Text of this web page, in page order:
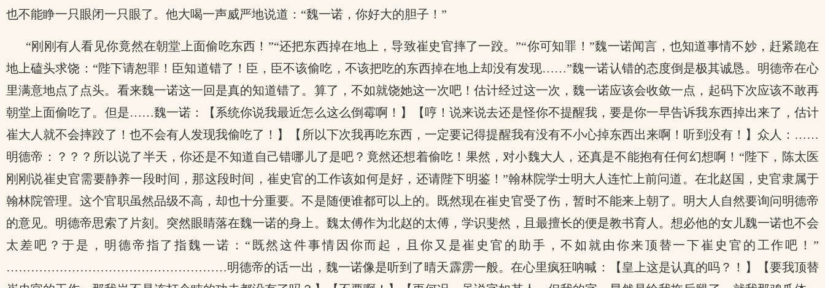
也不能睁一只眼闭一只眼了。他大喝一声威严地说道：“魏一诺，你好大的胆子！”
“刚刚有人看见你竟然在朝堂上面偷吃东西！”“还把东西掉在地上，导致崔史官摔了一跤。”“你可知罪！”魏一诺闻言，也知道事情不妙，赶紧跪在
地上磕头求饶：“陛下请恕罪！臣知道错了！臣，臣不该偷吃，不该把吃的东西掉在地上却没有发现……”魏一诺认错的态度倒是极其诚恳。明德帝在心
里满意地点了点头。看来魏一诺这一回是真的知道错了。算了，不如就饶她这一次吧！估计经过这一次，魏一诺应该会收敛一点，起码下次应该不敢再
朝堂上面偷吃了。但是……魏一诺：【系统你说我最近怎么这么倒霉啊！】【哼！说来说去还是怪你不提醒我，要是你一早告诉我东西掉出来了，估计
崔大人就不会摔跤了！也不会有人发现我偷吃了！】【所以下次我再吃东西，一定要记得提醒我有没有不小心掉东西出来啊！听到没有！】众人：……
明德帝：？？？所以说了半天，你还是不知道自己错哪儿了是吧？竟然还想着偷吃！果然，对小魏大人，还真是不能抱有任何幻想啊！“陛下，陈太医
刚刚说崔史官需要静养一段时间，那这段时间，崔史官的工作该如何是好，还请陛下明鉴！”翰林院学士明大人连忙上前问道。在北赵国，史官隶属于
翰林院管理。这个官职虽然品级不高，却也十分重要。不是随便谁都可以上的。既然现在崔史官受了伤，暂时不能来上朝了。明大人自然要询问明德帝
的意见。明德帝思索了片刻。突然眼睛落在魏一诺的身上。魏太傅作为北赵的太傅，学识斐然，且最擅长的便是教书育人。想必他的女儿魏一诺也不会
太差吧？于是，明德帝指了指魏一诺：“既然这件事情因你而起，且你又是崔史官的助手，不如就由你来顶替一下崔史官的工作吧！”
………………………………………………明德帝的话一出，魏一诺像是听到了晴天霹雳一般。在心里疯狂呐喊：【皇上这是认真的吗？！】【要我顶替